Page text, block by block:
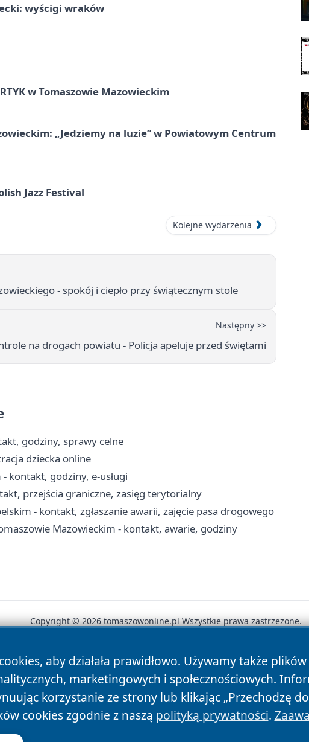
wyścigi wraków
w Tomaszowie Mazowieckim
„Jedziemy na luzie” w Powiatowym Centrum
Jazz Festival
Kolejne wydarzenia
- spokój i ciepło przy świątecznym stole
Następny >>
na drogach powiatu - Policja apeluje przed świętami
godziny, sprawy celne
dziecka online
kontakt, godziny, e-usługi
przejścia graniczne, zasięg terytorialny
- kontakt, zgłaszanie awarii, zajęcie pasa drogowego
Mazowieckim - kontakt, awarie, godziny
aby działała prawidłowo. Używamy także
marketingowych i społecznościowych.
korzystanie ze strony lub klikając „Przechodzę
cookies zgodnie z naszą polityką prywatności.
Copyright © 2026 tomaszowonline.pl Wszystkie prawa zastrzeżone.
News Autorzy Polityka Prywatności Polityka Cookies